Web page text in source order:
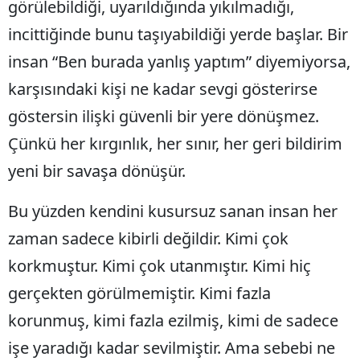
görülebildiği, uyarıldığında yıkılmadığı,
incittiğinde bunu taşıyabildiği yerde başlar. Bir
insan “Ben burada yanlış yaptım” diyemiyorsa,
karşısındaki kişi ne kadar sevgi gösterirse
göstersin ilişki güvenli bir yere dönüşmez.
Çünkü her kırgınlık, her sınır, her geri bildirim
yeni bir savaşa dönüşür.
Bu yüzden kendini kusursuz sanan insan her
zaman sadece kibirli değildir. Kimi çok
korkmuştur. Kimi çok utanmıştır. Kimi hiç
gerçekten görülmemiştir. Kimi fazla
korunmuş, kimi fazla ezilmiş, kimi de sadece
işe yaradığı kadar sevilmiştir. Ama sebebi ne